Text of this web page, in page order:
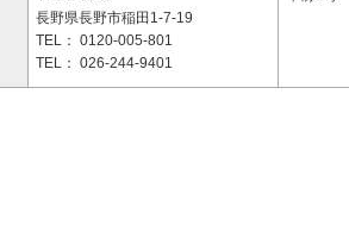
長野県長野市稲田1-7-19
TEL： 0120-005-801
TEL： 026-244-9401